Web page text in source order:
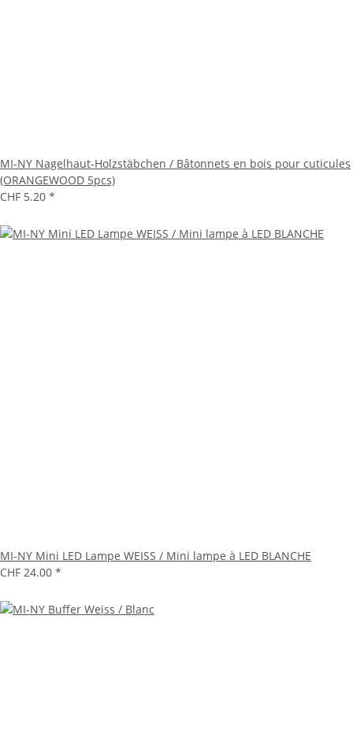
MI-NY Nagelhaut-Holzstäbchen / Bâtonnets en bois pour cuticules
(ORANGEWOOD 5pcs)
CHF 5.20 *
MI-NY Mini LED Lampe WEISS / Mini lampe à LED BLANCHE
CHF 24.00 *